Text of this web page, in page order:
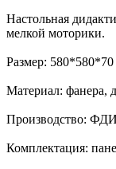
Настольная
мелкой моторики.
Размер:
Материал: фанера,
Производство:
Комплектация: